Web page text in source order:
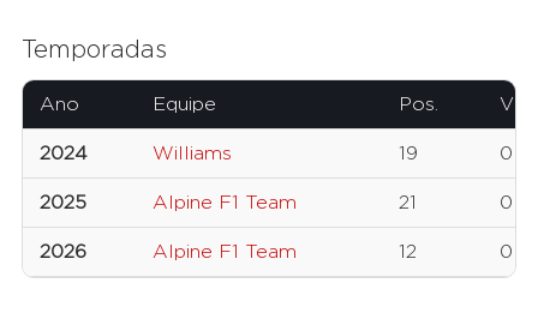
Temporadas
Ano Equipe Pos.
2024 Williams 19 0
2025 Alpine F1 Team 21 0
2026 Alpine F1 Team 12 0